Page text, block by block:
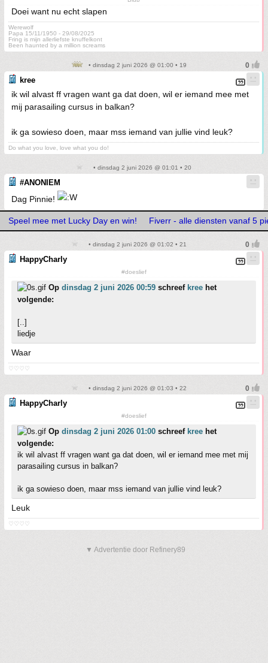
Doei want nu echt slapen
Werewolf
Papa 15/11/1950 - 29/08/2025
Fring is mijn allerliefste knuffelkont
Been haunted by a million screams
• dinsdag 2 juni 2026 @ 01:00 • 19
kree
ik wil alvast ff vragen want ga dat doen, wil er iemand mee met
mij parasailing cursus in balkan?
ik ga sowieso doen, maar mss iemand van jullie vind leuk?
Do what you love, love what you do!
• dinsdag 2 juni 2026 @ 01:01 • 20
#ANONIEM
Dag Pinnie!
Speel mee met Lucky Day en win! Fiverr - alle diensten vanaf 5
• dinsdag 2 juni 2026 @ 01:02 • 21
HappyCharly
#doeslief
Op dinsdag 2 juni 2026 00:59 schreef kree het
volgende:
[..]
liedje
Waar
♡♡♡♡
• dinsdag 2 juni 2026 @ 01:03 • 22
HappyCharly
#doeslief
Op dinsdag 2 juni 2026 01:00 schreef kree het
volgende:
ik wil alvast ff vragen want ga dat doen, wil er iemand mee met mij
parasailing cursus in balkan?
ik ga sowieso doen, maar mss iemand van jullie vind leuk?
Leuk
♡♡♡♡
▼ Advertentie door Refinery89